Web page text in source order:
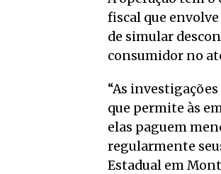
fiscal que
de simular
consumidor no
“As
que permite às
elas paguem
regularmente
Estadual em